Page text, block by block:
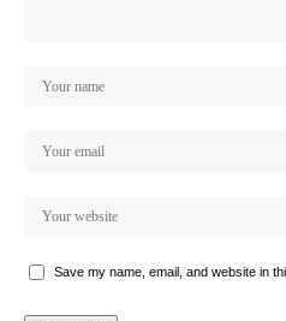
Save my name, email, and website in